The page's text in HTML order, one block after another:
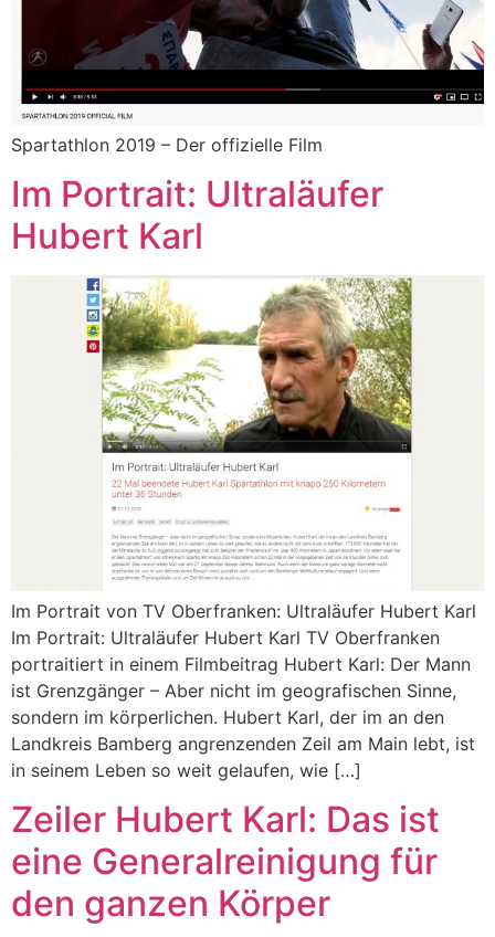
Spartathlon 2019 – Der offizielle Film
Im Portrait: Ultraläufer
Hubert Karl
Im Portrait von TV Oberfranken: Ultraläufer Hubert Karl
Im Portrait: Ultraläufer Hubert Karl TV Oberfranken
portraitiert in einem Filmbeitrag Hubert Karl: Der Mann
ist Grenzgänger – Aber nicht im geografischen Sinne,
sondern im körperlichen. Hubert Karl, der im an den
Landkreis Bamberg angrenzenden Zeil am Main lebt, ist
in seinem Leben so weit gelaufen, wie […]
Zeiler Hubert Karl: Das ist
eine Generalreinigung für
den ganzen Körper